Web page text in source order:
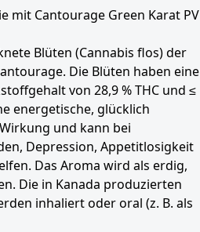
mit Cantourage Green Karat PV
Blüten (Cannabis flos) der
Die Blüten haben eine
von 28,9 % THC und ≤
energetische, glücklich
und kann bei
Depression, Appetitlosigkeit
Das Aroma wird als erdig,
Die in Kanada produzierten
inhaliert oder oral (z. B. als